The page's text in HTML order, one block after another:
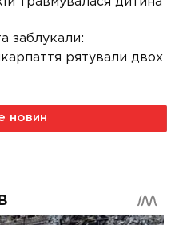
заблукали:
рятували двох
новин